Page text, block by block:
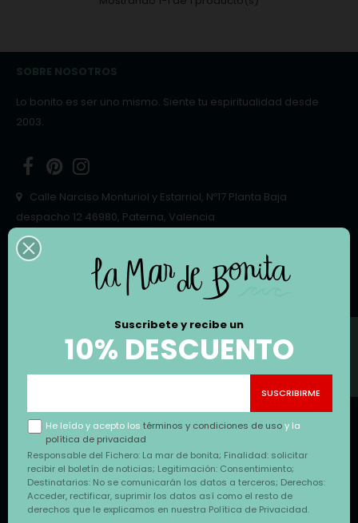
SOBRE NOSOTROS
Lo bonito es ser uno mismo. Siente tu espiritualidad desde
2003.
FacebookPinterest
Calle Narciso Monturiol y Estarriol, Nº17 Planta Baja
despacho 12 46980, Paterna, Valencia
Email:
CATEGORÍAS
NEWSLETTER
SUSCRIBIRME
Responsable del Fichero: La mar de bonita; Finalidad: solicitar
recibir el boletín de noticias; Legitimación: Consentimiento;
Destinatarios: No se comunicarán los datos a terceros; Derechos:
Acceder, rectificar, suprimir los datos así como el resto de
derechos que le explicamos en nuestra Política de Privacidad.
He leído y acepto lostérminos y condiciones de usoy la
política de privacidad
10% DESCUENTO
Suscribete y recibe un